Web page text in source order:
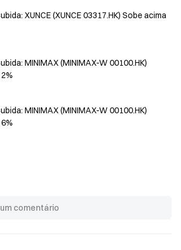
XUNCE (XUNCE 03317.HK) Sobe acima
MINIMAX (MINIMAX-W 00100.HK)
MINIMAX (MINIMAX-W 00100.HK)